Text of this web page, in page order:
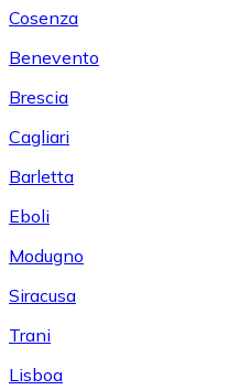
Cosenza
Benevento
Brescia
Cagliari
Barletta
Eboli
Modugno
Siracusa
Trani
Lisboa